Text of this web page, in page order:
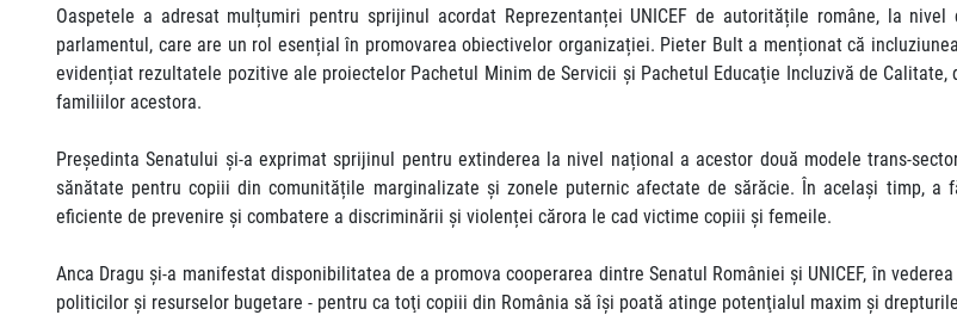
Oaspetele a adresat mulțumiri pentru sprijinul acordat Reprezentanței UNICEF de autoritățile române, la
parlamentul, care are un rol esențial în promovarea obiectivelor organizației. Pieter Bult a menționat că
evidențiat rezultatele pozitive ale proiectelor Pachetul Minim de Servicii şi Pachetul Educaţie Incluzivă de
familiilor acestora.
Președinta Senatului și-a exprimat sprijinul pentru extinderea la nivel național a acestor două modele trans-
sănătate pentru copiii din comunitățile marginalizate și zonele puternic afectate de sărăcie. În același timp, a
eficiente de prevenire și combatere a discriminării și violenței cărora le cad victime copiii și femeile.
Anca Dragu și-a manifestat disponibilitatea de a promova cooperarea dintre Senatul României și UNICEF, în
politicilor și resurselor bugetare - pentru ca toţi copiii din România să îşi poată atinge potenţialul maxim şi